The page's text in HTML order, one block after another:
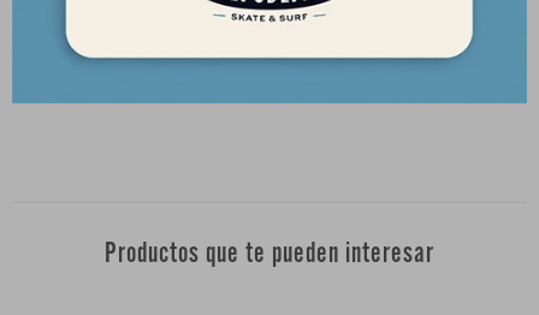
funcionalidad, estilo y el espíritu relajado característico de
Maui and Sons.
Productos que te pueden interesar